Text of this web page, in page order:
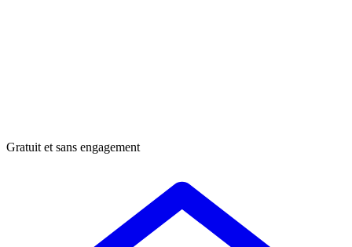
Gratuit et sans engagement